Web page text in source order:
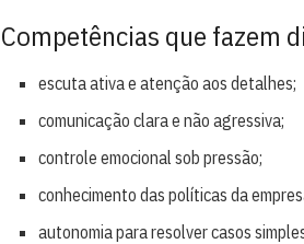
Competências que fazem
escuta ativa e atenção aos detalhes;
comunicação clara e não agressiva;
controle emocional sob pressão;
conhecimento das políticas da
autonomia para resolver casos